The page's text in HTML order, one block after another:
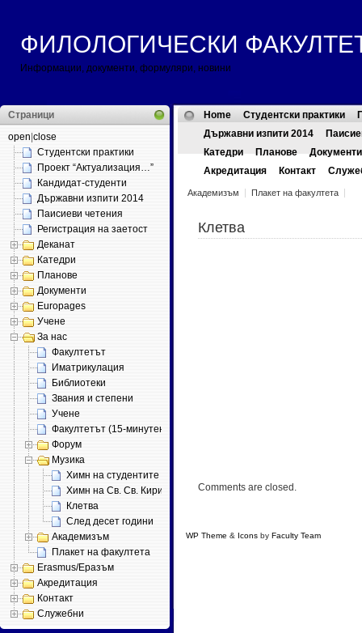
ФИЛОЛОГИЧЕСКИ ФАКУЛТЕТ
Информации, документи, формуляри, новини
Страници
open close
Студентски практики
Проект “Актуализация…”
Кандидат-студенти
Държавни изпити 2014
Паисиеви четения
Регистрация на заетост
Деканат
Катедри
Планове
Документи
Europages
Учене
За нас
Факултетът
Иматрикулация
Библиотеки
Звания и степени
Учене
Факултетът (15-минутен филм)
Форум
Музика
Химн на студентите
Химн на Св. Св. Кирил и Методий
Клетва
След десет години
Академизъм
Плакет на факултета
Erasmus/Еразъм
Акредитация
Контакт
Служебни
Home Студентски практики
Държавни изпити 2014
Катедри
Планове
Документи
Акредитация
Контакт
Академизъм Плакет на факултета
Клетва
Comments are closed.
WP Theme & Icons by Faculty Team